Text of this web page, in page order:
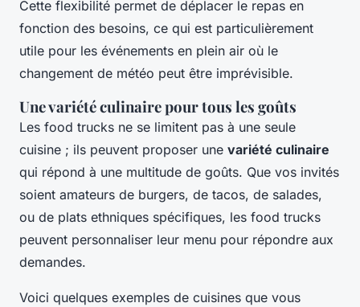
Cette flexibilité permet de déplacer le repas en
fonction des besoins, ce qui est particulièrement
utile pour les événements en plein air où le
changement de météo peut être imprévisible.
Une variété culinaire pour tous les goûts
Les food trucks ne se limitent pas à une seule
cuisine ; ils peuvent proposer une variété culinaire
qui répond à une multitude de goûts. Que vos invités
soient amateurs de burgers, de tacos, de salades,
ou de plats ethniques spécifiques, les food trucks
peuvent personnaliser leur menu pour répondre aux
demandes.
Voici quelques exemples de cuisines que vous